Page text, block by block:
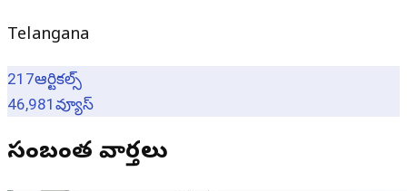
Telangana
217ఆర్టికల్స్
46,981 వ్యూస్
సంబంధిత వార్తలు